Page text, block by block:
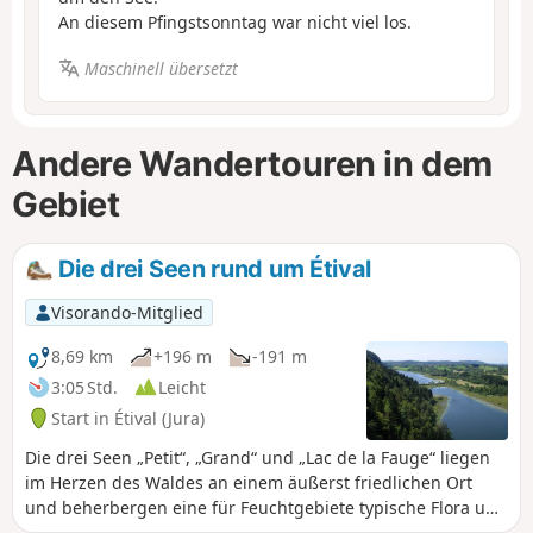
An diesem Pfingstsonntag war nicht viel los.
Maschinell übersetzt
Andere Wandertouren in dem
Gebiet
Die drei Seen rund um Étival
Visorando-Mitglied
8,69 km
+196 m
-191 m
3:05 Std.
Leicht
Start in Étival (Jura)
Die drei Seen „Petit“, „Grand“ und „Lac de la Fauge“ liegen
im Herzen des Waldes an einem äußerst friedlichen Ort
und beherbergen eine für Feuchtgebiete typische Flora und